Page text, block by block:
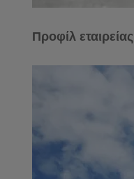
Προφίλ εταιρείας